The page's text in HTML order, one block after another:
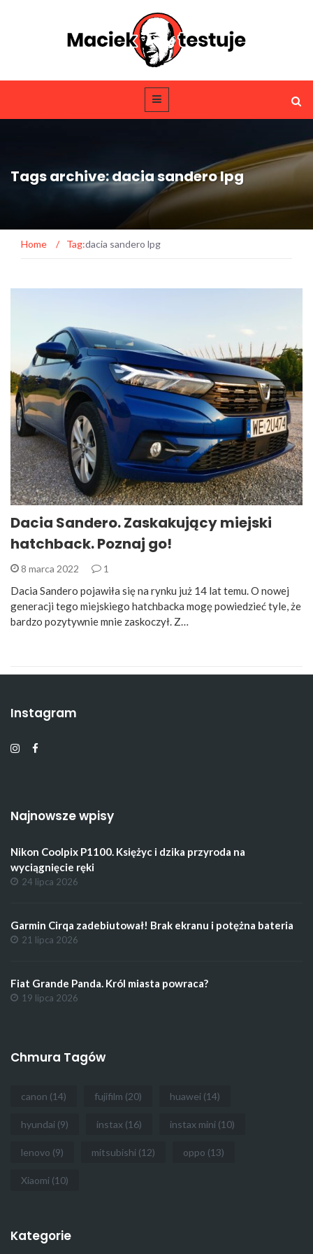
Tags archive: dacia sandero lpg
Home / Tag:dacia sandero lpg
Dacia Sandero. Zaskakujący miejski
hatchback. Poznaj go!
8 marca 2022 1
Dacia Sandero pojawiła się na rynku już 14 lat temu. O nowej
generacji tego miejskiego hatchbacka mogę powiedzieć tyle, że
bardzo pozytywnie mnie zaskoczył. Z…
Instagram
Najnowsze wpisy
Nikon Coolpix P1100. Księżyc i dzika przyroda na
wyciągnięcie ręki
24 lipca 2026
Garmin Cirqa zadebiutował! Brak ekranu i potężna bateria
21 lipca 2026
Fiat Grande Panda. Król miasta powraca?
19 lipca 2026
Chmura Tagów
canon (14) fujifilm (20) huawei (14)
hyundai (9) instax (16) instax mini (10)
lenovo (9) mitsubishi (12) oppo (13)
Xiaomi (10)
Kategorie